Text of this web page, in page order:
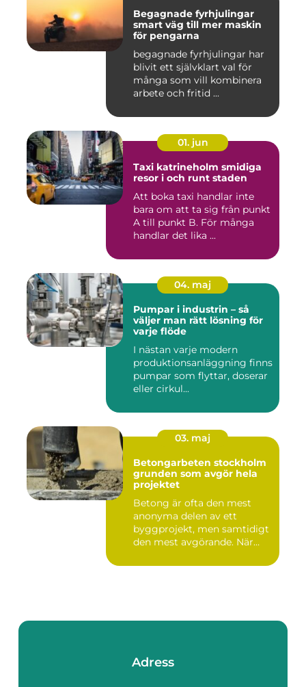
Begagnade fyrhjulingar
smart väg till mer maskin
för pengarna
begagnade fyrhjulingar har
blivit ett självklart val för
många som vill kombinera
arbete och fritid ...
01. jun
Taxi katrineholm smidiga
resor i och runt staden
Att boka taxi handlar inte
bara om att ta sig från punkt
A till punkt B. För många
handlar det lika ...
04. maj
Pumpar i industrin – så
väljer man rätt lösning för
varje flöde
I nästan varje modern
produktionsanläggning finns
pumpar som flyttar, doserar
eller cirkul...
03. maj
Betongarbeten stockholm
grunden som avgör hela
projektet
Betong är ofta den mest
anonyma delen av ett
byggprojekt, men samtidigt
den mest avgörande. När
Adress